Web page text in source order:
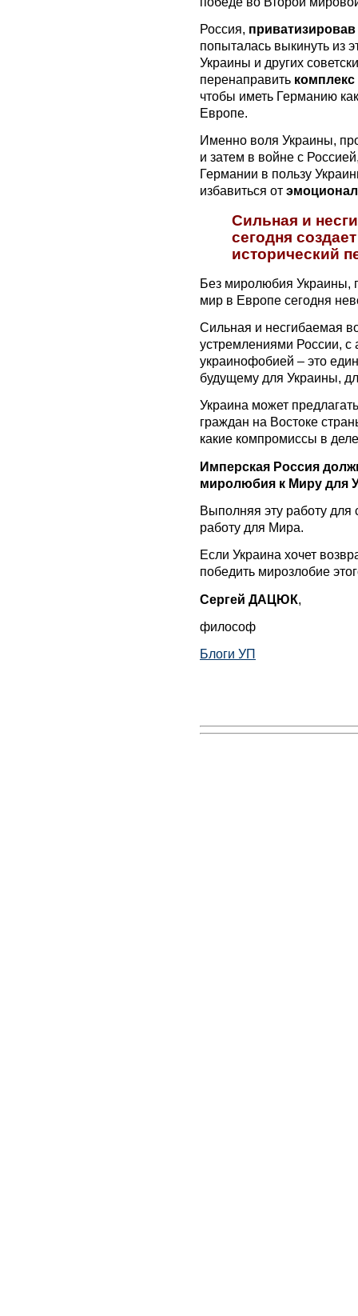
Россия,
попыталась выкинуть из
Украины и других
перенаправить
чтобы иметь Германию
Европе.
Именно воля Украины,
и затем в войне с
Германии в пользу
избавиться от
Сильная и
сегодня
исторический
Без миролюбия Украины,
мир в Европе сегодня
Сильная и несгибаемая
устремлениями России,
украинофобией – это
будущему для Украины,
Украина может
граждан на Востоке
какие компромиссы в
Имперская Россия
миролюбия к Миру для
Выполняя эту работу для
работу для Мира.
Если Украина хочет
победить мирозлобие
Сергей ДАЦЮК
философ
Блоги УП